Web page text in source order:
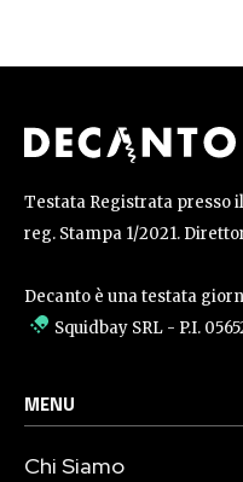
Testata Registrata presso
reg. Stampa 1/2021.
Decanto è una testata
Squidbay SRL - P.I.
MENU
Chi Siamo